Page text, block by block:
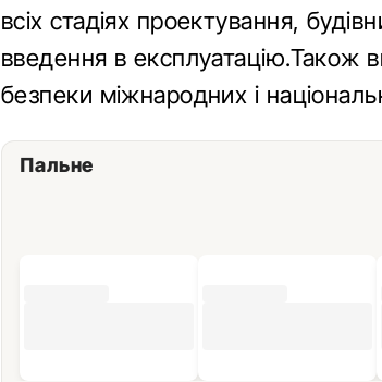
всіх стадіях проектування,
введення в експлуатацію.Також
безпеки міжнародних і
Пальне